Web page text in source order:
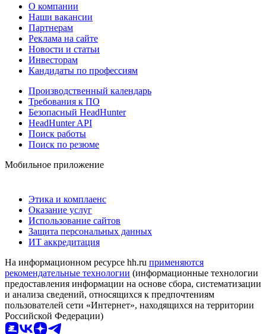
О компании
Наши вакансии
Партнерам
Реклама на сайте
Новости и статьи
Инвесторам
Кандидаты по профессиям
Производственный календарь
Требования к ПО
Безопасный HeadHunter
HeadHunter API
Поиск работы
Поиск по резюме
Мобильное приложение
Этика и комплаенс
Оказание услуг
Использование сайтов
Защита персональных данных
ИТ аккредитация
На информационном ресурсе hh.ru применяются
рекомендательные технологии (информационные технологии
предоставления информации на основе сбора, систематизации
и анализа сведений, относящихся к предпочтениям
пользователей сети «Интернет», находящихся на территории
Российской Федерации)